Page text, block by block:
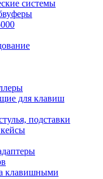
системы
для клавиш
подставки
клавишными